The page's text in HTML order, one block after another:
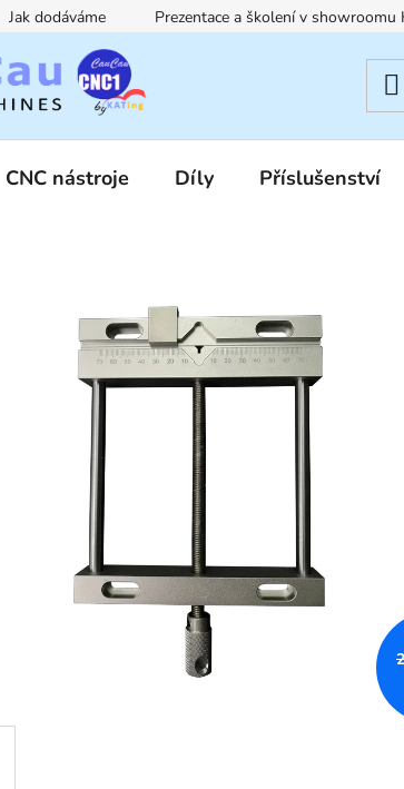
Jak dodáváme Prezentace a školení v showroomu
CNC nástroje Díly Příslušenství